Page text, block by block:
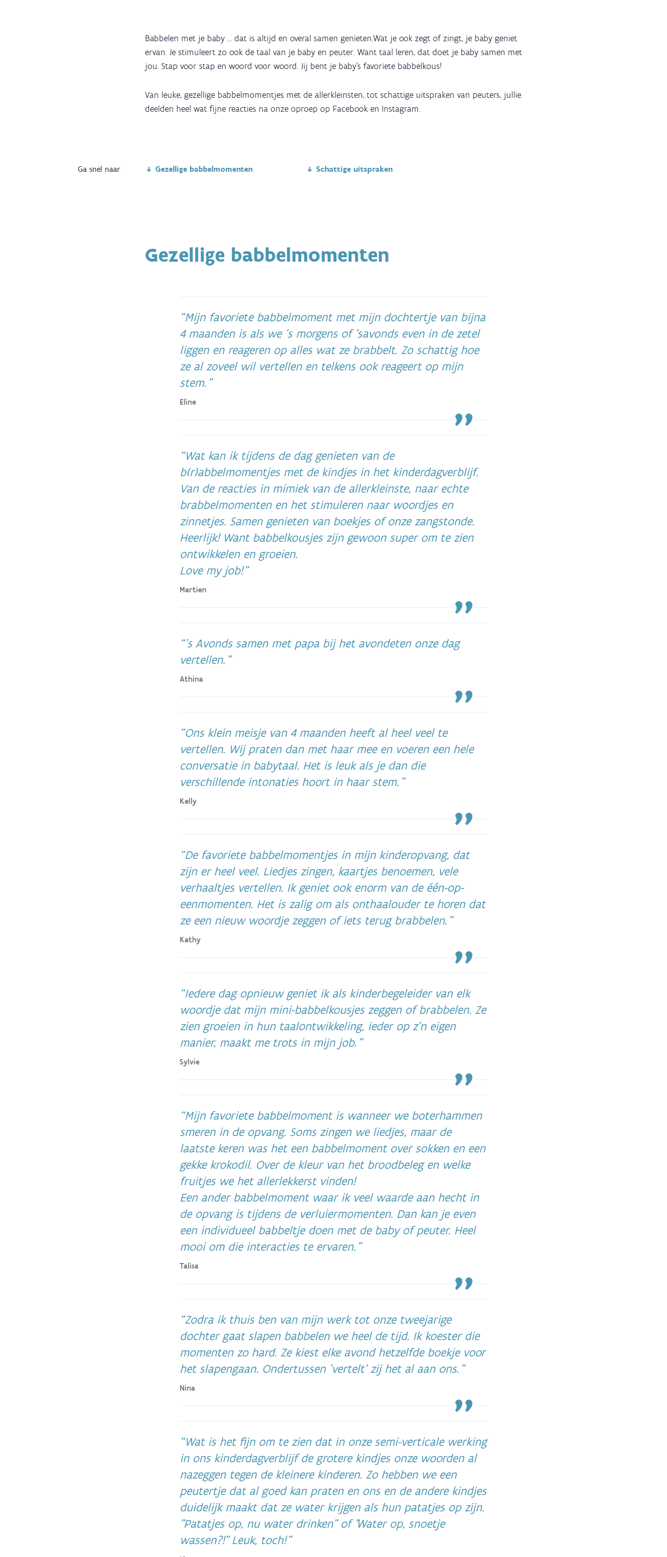
Babbelen met je baby ... dat is altijd en overal samen genieten.Wat je ook zegt of zingt, je baby geniet
ervan. Je stimuleert zo ook de taal van je baby en peuter. Want taal leren, dat doet je baby samen met
jou. Stap voor stap en woord voor woord. Jij bent je baby’s favoriete babbelkous!
Van leuke, gezellige babbelmomentjes met de allerkleinsten, tot schattige uitspraken van peuters, jullie
deelden heel wat fijne reacties na onze oproep op Facebook en Instagram.
Ga snel naar Gezellige babbelmomenten Schattige uitspraken
Gezellige babbelmomenten
Mijn favoriete babbelmoment met mijn dochtertje van bijna
4 maanden is als we 's morgens of 'savonds even in de zetel
liggen en reageren op alles wat ze brabbelt. Zo schattig hoe
ze al zoveel wil vertellen en telkens ook reageert op mijn
stem.
Eline
Wat kan ik tijdens de dag genieten van de
b(r)abbelmomentjes met de kindjes in het kinderdagverblijf.
Van de reacties in mimiek van de allerkleinste, naar echte
brabbelmomenten en het stimuleren naar woordjes en
zinnetjes. Samen genieten van boekjes of onze zangstonde.
Heerlijk! Want babbelkousjes zijn gewoon super om te zien
ontwikkelen en groeien.
Love my job!
Martien
's Avonds samen met papa bij het avondeten onze dag
vertellen.
Athina
Ons klein meisje van 4 maanden heeft al heel veel te
vertellen. Wij praten dan met haar mee en voeren een hele
conversatie in babytaal. Het is leuk als je dan die
verschillende intonaties hoort in haar stem.
Kelly
De favoriete babbelmomentjes in mijn kinderopvang, dat
zijn er heel veel. Liedjes zingen, kaartjes benoemen, vele
verhaaltjes vertellen. Ik geniet ook enorm van de één-op-
eenmomenten. Het is zalig om als onthaalouder te horen dat
ze een nieuw woordje zeggen of iets terug brabbelen.
Kathy
Iedere dag opnieuw geniet ik als kinderbegeleider van elk
woordje dat mijn mini-babbelkousjes zeggen of brabbelen. Ze
zien groeien in hun taalontwikkeling, ieder op z'n eigen
manier, maakt me trots in mijn job.
Sylvie
Mijn favoriete babbelmoment is wanneer we boterhammen
smeren in de opvang. Soms zingen we liedjes, maar de
laatste keren was het een babbelmoment over sokken en een
gekke krokodil. Over de kleur van het broodbeleg en welke
fruitjes we het allerlekkerst vinden!
Een ander babbelmoment waar ik veel waarde aan hecht in
de opvang is tijdens de verluiermomenten. Dan kan je even
een individueel babbeltje doen met de baby of peuter. Heel
mooi om die interacties te ervaren.
Talisa
Zodra ik thuis ben van mijn werk tot onze tweejarige
dochter gaat slapen babbelen we heel de tijd. Ik koester die
momenten zo hard. Ze kiest elke avond hetzelfde boekje voor
het slapengaan. Ondertussen 'vertelt' zij het al aan ons.
Nina
Wat is het fijn om te zien dat in onze semi-verticale werking
in ons kinderdagverblijf de grotere kindjes onze woorden al
nazeggen tegen de kleinere kinderen. Zo hebben we een
peutertje dat al goed kan praten en ons en de andere kindjes
duidelijk maakt dat ze water krijgen als hun patatjes op zijn.
"Patatjes op, nu water drinken" of "Water op, snoetje
wassen?!" Leuk, toch!